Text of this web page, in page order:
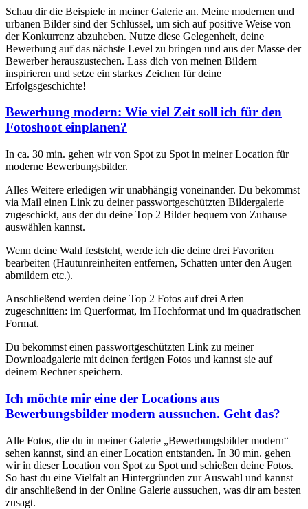
Schau dir die Beispiele in meiner Galerie an. Meine modernen und
urbanen Bilder sind der Schlüssel, um sich auf positive Weise von
der Konkurrenz abzuheben. Nutze diese Gelegenheit, deine
Bewerbung auf das nächste Level zu bringen und aus der Masse der
Bewerber herauszustechen. Lass dich von meinen Bildern
inspirieren und setze ein starkes Zeichen für deine
Erfolgsgeschichte!
Bewerbung modern: Wie viel Zeit soll ich für den
Fotoshoot einplanen?
In ca. 30 min. gehen wir von Spot zu Spot in meiner Location für
moderne Bewerbungsbilder.
Alles Weitere erledigen wir unabhängig voneinander. Du bekommst
via Mail einen Link zu deiner passwortgeschützten Bildergalerie
zugeschickt, aus der du deine Top 2 Bilder bequem von Zuhause
auswählen kannst.
Wenn deine Wahl feststeht, werde ich die deine drei Favoriten
bearbeiten (Hautunreinheiten entfernen, Schatten unter den Augen
abmildern etc.).
Anschließend werden deine Top 2 Fotos auf drei Arten
zugeschnitten: im Querformat, im Hochformat und im quadratischen
Format.
Du bekommst einen passwortgeschützten Link zu meiner
Downloadgalerie mit deinen fertigen Fotos und kannst sie auf
deinem Rechner speichern.
Ich möchte mir eine der Locations aus
Bewerbungsbilder modern aussuchen. Geht das?
Alle Fotos, die du in meiner Galerie „Bewerbungsbilder modern“
sehen kannst, sind an einer Location entstanden. In 30 min. gehen
wir in dieser Location von Spot zu Spot und schießen deine Fotos.
So hast du eine Vielfalt an Hintergründen zur Auswahl und kannst
dir anschließend in der Online Galerie aussuchen, was dir am besten
zusagt.